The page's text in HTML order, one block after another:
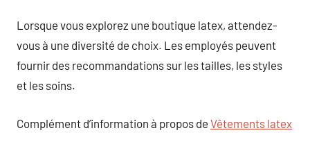
Lorsque vous explorez une boutique latex, attendez-
vous à une diversité de choix. Les employés peuvent
fournir des recommandations sur les tailles, les styles
et les soins.
Complément d’information à propos de Vêtements latex